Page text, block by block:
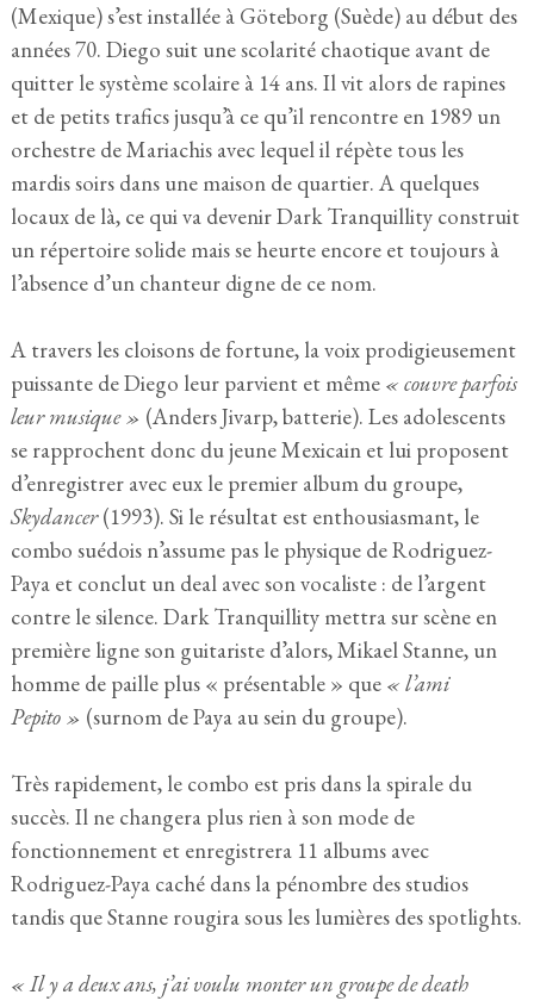
(Mexique) s’est installée à Göteborg (Suède) au début des
années 70. Diego suit une scolarité chaotique avant de
quitter le système scolaire à 14 ans. Il vit alors de rapines
et de petits trafics jusqu’à ce qu’il rencontre en 1989 un
orchestre de Mariachis avec lequel il répète tous les
mardis soirs dans une maison de quartier. A quelques
locaux de là, ce qui va devenir Dark Tranquillity construit
un répertoire solide mais se heurte encore et toujours à
l’absence d’un chanteur digne de ce nom.
A travers les cloisons de fortune, la voix prodigieusement
puissante de Diego leur parvient et même « couvre parfois
leur musique » (Anders Jivarp, batterie). Les adolescents
se rapprochent donc du jeune Mexicain et lui proposent
d’enregistrer avec eux le premier album du groupe,
Skydancer(1993). Si le résultat est enthousiasmant, le
combo suédois n’assume pas le physique de Rodriguez-
Paya et conclut un deal avec son vocaliste : de l’argent
contre le silence. Dark Tranquillity mettra sur scène en
première ligne son guitariste d’alors, Mikael Stanne, un
homme de paille plus « présentable » que« l’ami
Pepito » (surnom de Paya au sein du groupe).
Très rapidement, le combo est pris dans la spirale du
succès. Il ne changera plus rien à son mode de
fonctionnement et enregistrera 11 albums avec
Rodriguez-Paya caché dans la pénombre des studios
tandis que Stanne rougira sous les lumières des spotlights.
« Il y a deux ans, j’ai voulu monter un groupe de death